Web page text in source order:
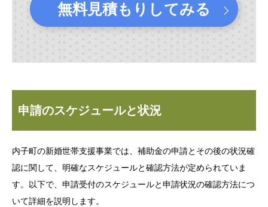
無料見積もりしてみる
申請のスケジュールと状況
内子町の新婚世帯支援事業では、補助金の申請とその後の状況確
認に関して、明確なスケジュールと確認方法が定められていま
す。以下で、申請受付のスケジュールと申請状況の確認方法につ
いて詳細を説明します。